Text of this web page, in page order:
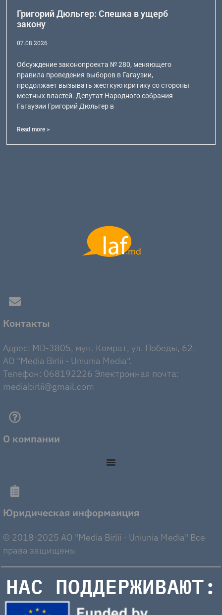
Григорий Дюльгер: Спешка в ущерб
закону
07.08.2026
Обсуждение законопроекта № 280, меняющего
правила проведения выборов в Гагаузии,
продолжает вызывать жесткую критику со стороны
местных властей. Депутат Народного собрания
Гагаузии Григорий Дюльгер в
Read more >
Контакты
Адрес: MD-3805, мун. Комрат, ул. Победы, 62.
AO "Media Birlii - Uniunia Media".
Телефон: 068192226 Электронная почта:
mediabirlii@gmail.com
О компании
Юридическая информаиция
© 2018-2025 AO "Media Birlii - Uniunia Media" Все
права защищены
НАС ПОДДЕРЖИВАЮТ: